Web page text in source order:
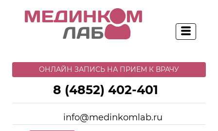
ОНЛАЙН ЗАПИСЬ НА ПРИЕМ К ВРАЧУ
8 (4852) 402-401
info@medinkomlab.ru